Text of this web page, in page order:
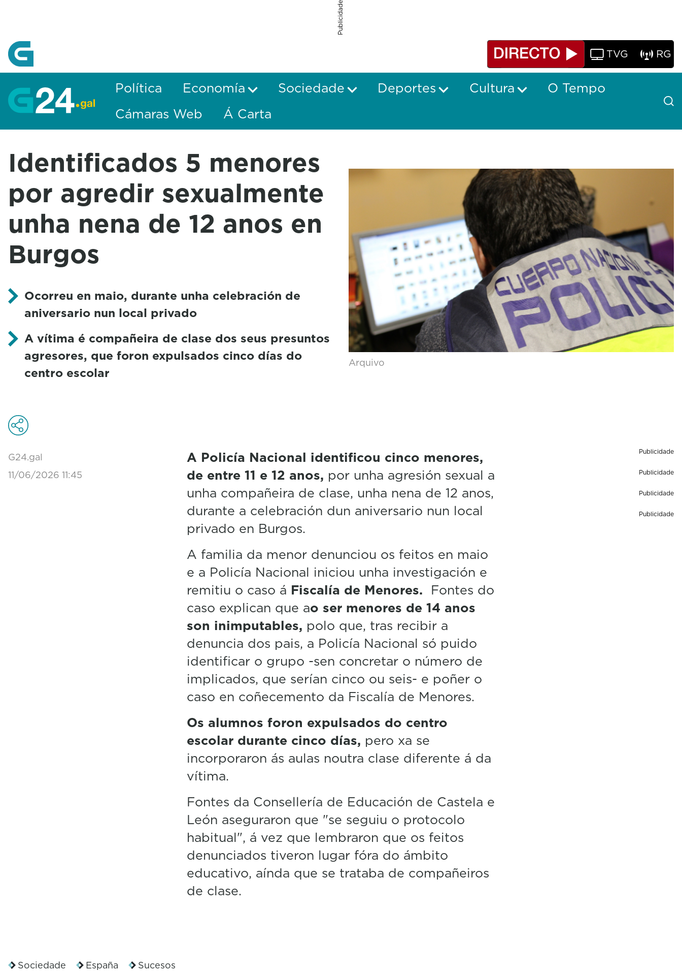
Publicidade
TVG RG
Política Economía Sociedade Deportes Cultura
O Tempo
Cámaras Web
Á Carta
Identificados 5 menores
por agredir sexualmente
unha nena de 12 anos en
Burgos
Ocorreu en maio, durante unha celebración de
aniversario nun local privado
A vítima é compañeira de clase dos seus presuntos
agresores, que foron expulsados cinco días do
centro escolar
Arquivo
G24.gal
11/06/2026 11:45
A Policía Nacional identificou cinco menores,
de entre 11 e 12 anos, por unha agresión sexual a
unha compañeira de clase, unha nena de 12 anos,
durante a celebración dun aniversario nun local
privado en Burgos.
A familia da menor denunciou os feitos en maio
e a Policía Nacional iniciou unha investigación e
remitiu o caso á Fiscalía de Menores. Fontes do
caso explican que ao ser menores de 14 anos
son inimputables, polo que, tras recibir a
denuncia dos pais, a Policía Nacional só puido
identificar o grupo -sen concretar o número de
implicados, que serían cinco ou seis- e poñer o
caso en coñecemento da Fiscalía de Menores.
Os alumnos foron expulsados do centro
escolar durante cinco días, pero xa se
incorporaron ás aulas noutra clase diferente á da
vítima.
Fontes da Consellería de Educación de Castela e
León aseguraron que "se seguiu o protocolo
habitual", á vez que lembraron que os feitos
denunciados tiveron lugar fóra do ámbito
educativo, aínda que se trataba de compañeiros
de clase.
Publicidade
Publicidade
Publicidade
Publicidade
Sociedade España Sucesos